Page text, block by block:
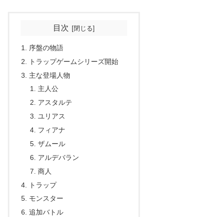
目次
序盤の物語
トラップゲームシリーズ開始
主な登場人物
主人公
アスタルテ
ユリアス
フィアナ
ザムール
アルデバラン
商人
トラップ
モンスター
追加バトル